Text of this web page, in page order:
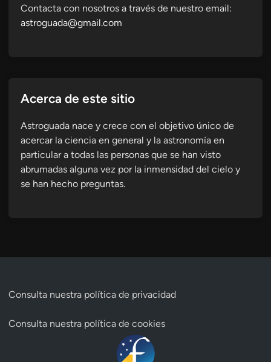
Contacta con nosotros a través de nuestro email:
astroguada@gmail.com
Acerca de este sitio
Astroguada nace y crece con el objetivo único de
acercar la ciencia en general y la astronomía en
particular a todas las personas que se han visto
abrumadas alguna vez por la inmensidad del cielo y
se han hecho preguntas.
Consulta nuestra política de privacidad
Consulta nuestra política de cookies